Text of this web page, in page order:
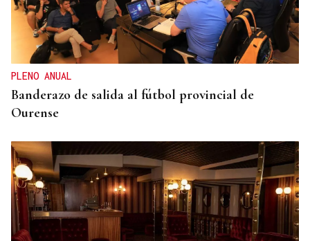
PLENO ANUAL
Banderazo de salida al fútbol provincial de
Ourense